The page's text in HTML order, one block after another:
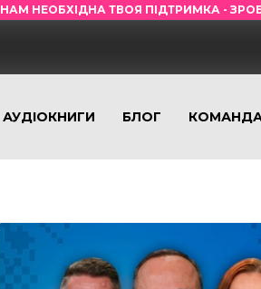
НАМ НЕОБХІДНА ТВОЯ ПІДТРИМКА -
АУДІОКНИГИ БЛОГ